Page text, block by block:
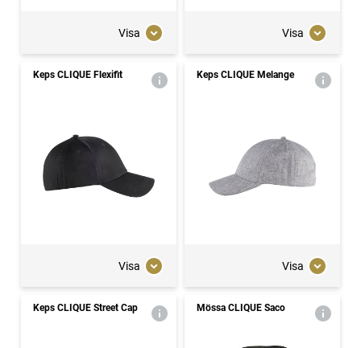
Visa Visa
Keps CLIQUE Flexifit
Visa
Keps CLIQUE Melange
Visa
Keps CLIQUE Street Cap Mössa CLIQUE Saco